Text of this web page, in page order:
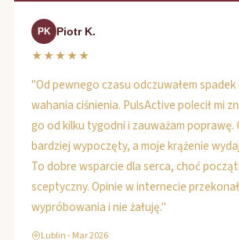
PK Piotr K.
★★★★★
"Od pewnego czasu odczuwałem spadek
wahania ciśnienia. PulsActive polecił mi
go od kilku tygodni i zauważam poprawę.
bardziej wypoczęty, a moje krążenie
To dobre wsparcie dla serca, choć
sceptyczny. Opinie w internecie
wypróbowania i nie żałuję."
Lublin - Mar 2026